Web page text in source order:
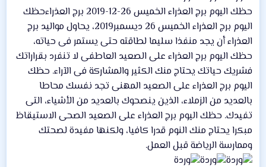
حظك اليوم برج العذراء الخميس 26-12-2019 برج العذراءحظك
اليوم برج العذراء الخميس 26 ديسمبر2019، يحاول مواليد برج
العذراء أن يجد منفذا سليما لطاقته حتى يستمر فى حياته،
حظك اليوم برج العذراء على الصعيد العاطفى لا تنفرد بقراراتك
فشريك حياتك يحتاج منك الكثير والمشاركة فى الآراء. حظك
اليوم برج العذراء على الصعيد المهنى تجد نفسك محاطا
بالعديد من الزملاء، الذين ينصحوك بالعديد من الأشياء، التى
تفيدك. حظك اليوم برج العذراء على الصعيد الصحى الاستيقاظ
مبكرا يحتاج منك النوم قدرا كافيا، ولكنها مفيدة لصحتك
وممارسة الرياضة قبل العمل.